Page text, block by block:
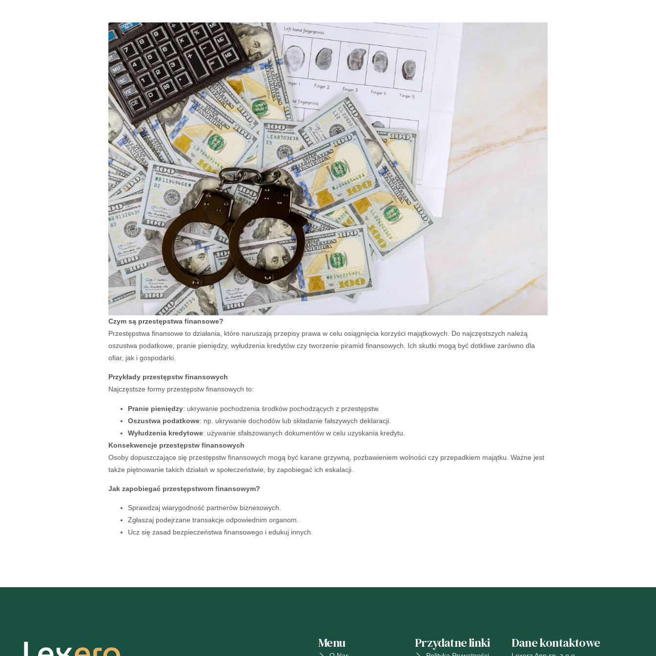
Czym są przestępstwa finansowe?
Przestępstwa finansowe to działania, które naruszają przepisy prawa w celu osiągnięcia korzyści majątkowych. Do najczęstszych należą
oszustwa podatkowe, pranie pieniędzy, wyłudzenia kredytów czy tworzenie piramid finansowych. Ich skutki mogą być dotkliwe zarówno dla
ofiar, jak i gospodarki.
Przykłady przestępstw finansowych
Najczęstsze formy przestępstw finansowych to:
Pranie pieniędzy: ukrywanie pochodzenia środków pochodzących z przestępstw.
Oszustwa podatkowe: np. ukrywanie dochodów lub składanie fałszywych deklaracji.
Wyłudzenia kredytowe: używanie sfałszowanych dokumentów w celu uzyskania kredytu.
Konsekwencje przestępstw finansowych
Osoby dopuszczające się przestępstw finansowych mogą być karane grzywną, pozbawieniem wolności czy przepadkiem majątku. Ważne jest
także piętnowanie takich działań w społeczeństwie, by zapobiegać ich eskalacji.
Jak zapobiegać przestępstwom finansowym?
Sprawdzaj wiarygodność partnerów biznesowych.
Zgłaszaj podejrzane transakcje odpowiednim organom.
Ucz się zasad bezpieczeństwa finansowego i edukuj innych.
Przydatne linki Dane kontaktowe
Menu